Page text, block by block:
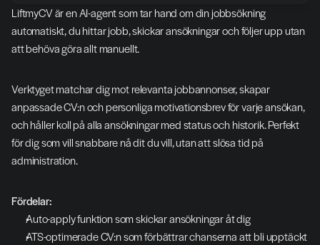
LiftmyCV är en AI-agent som tar hand om din jobbsökning
automatiskt, du hittar jobb, skickar ansökningar och följer upp utan
att behöva göra allt manuellt.
Verktyget matchar dig mot relevanta jobbannonser, skapar
anpassade CV:n och personliga motivationsbrev för varje ansökan,
och håller koll på alla ansökningar med status och historik. Perfekt
för dig som vill snabbare nå dit du vill, utan att slösa tid på
administration.
Fördelar:
Auto-apply funktion som skickar ansökningar åt dig
ATS-optimerade CV:n som förbättrar chanserna att bli upptäckt